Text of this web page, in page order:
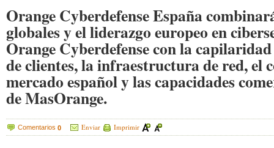
Orange Cyberdefense España
globales y el liderazgo europeo en
Orange Cyberdefense con la
de clientes, la infraestructura de red, el
mercado español y las capacidades
de MasOrange.
Comentarios 0 Enviar Imprimir